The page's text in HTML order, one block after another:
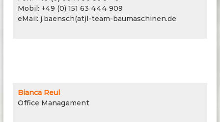
Mobil: +49 (0) 151 63 444 909
eMail: j.baensch(at)l-team-baumaschinen.de
Bianca Reul
Office Management